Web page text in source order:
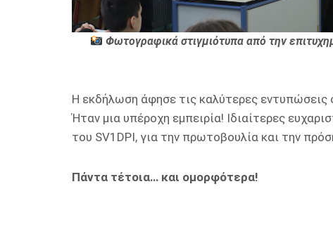
Φωτογραφικά στιγμιότυπα από την
Η εκδήλωση άφησε τις καλύτερες εντυπώσεις
Ήταν μια υπέροχη εμπειρία! Ιδιαίτερες
του SV1DPI, για την πρωτοβουλία και την
Πάντα τέτοια… και ομορφότερα!